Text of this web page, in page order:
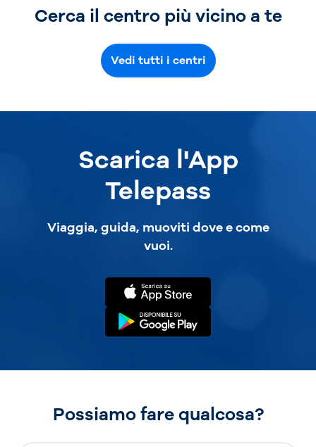
Cerca il centro più vicino a te
Vedi tutti i centri
Scarica l'App
Telepass
Viaggia, guida, muoviti dove e come
vuoi.
Possiamo fare qualcosa?